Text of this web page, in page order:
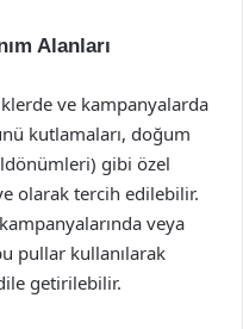
Alanları
ve kampanyalarda
kutlamaları, doğum
gibi özel
olarak tercih edilebilir.
veya
pullar kullanılarak
getirilebilir.